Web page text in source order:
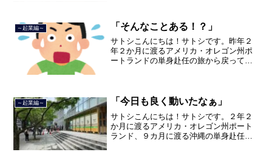
品川区南大井で不動産を主...
～起業編～ 「そんなことある！？」
サトシこんにちは！サトシです。昨年２
年２か月に渡るアメリカ・オレゴン州ポ
ートランドの単身赴任の旅から戻ってき
し、東京都品川区南大井で不...
～起業編～ 「今日も良く動いたなぁ」
サトシこんにちは！サトシです。２年２
か月に渡るアメリカ・オレゴン州ポート
ランド、９カ月に渡る沖縄の単身赴任の